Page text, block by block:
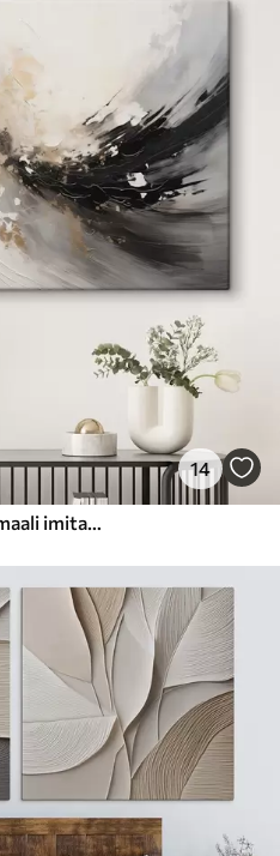
14
Abstraktne kompositsioon, maali imitatsioon